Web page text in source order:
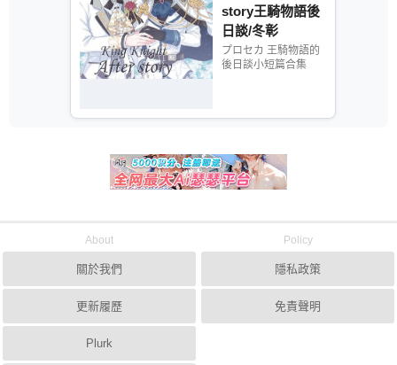
story王騎物語後
日談/冬彰
プロセカ 王騎物語的
後日談小短篇合集
About
關於我們
更新履歷
Plurk
Policy
隱私政策
免責聲明